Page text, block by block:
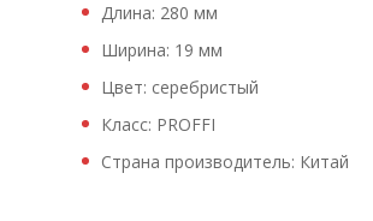
Длина: 280 мм
Ширина: 19 мм
Цвет: серебристый
Класс: PROFFI
Страна производитель: Китай